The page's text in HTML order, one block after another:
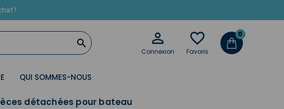
!
 
Connexion
favorite_border
Favoris
0
QUI SOMMES-NOUS
détachées pour bateau